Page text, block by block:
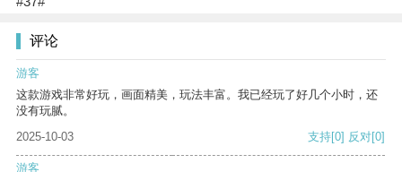
评论
游客
这款游戏非常好玩，画面精美，玩法丰富。我已经玩了好几个小时，还
没有玩腻。
2025-10-03
支持[0] 反对[0]
游客